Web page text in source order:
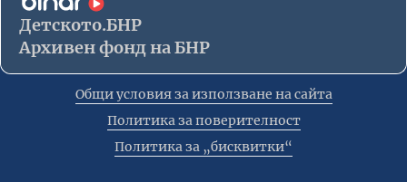
Детското.БНР
Архивен фонд на БНР
Общи условия за използване на сайта
Политика за поверителност
Политика за „бисквитки“